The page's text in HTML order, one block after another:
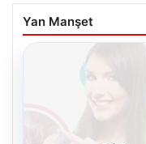
Yan Manşet